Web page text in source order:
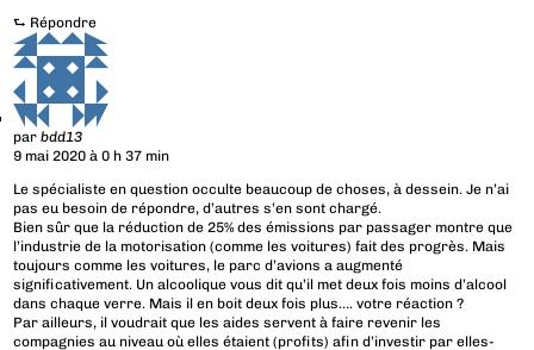
⮑ Répondre
parbdd13
9 mai 2020 à 0 h 37 min
Le spécialiste en question occulte beaucoup de choses, à dessein. Je n’ai
pas eu besoin de répondre, d’autres s’en sont chargé.
Bien sûr que la réduction de 25% des émissions par passager montre que
l’industrie de la motorisation (comme les voitures) fait des progrès. Mais
toujours comme les voitures, le parc d’avions a augmenté
significativement. Un alcoolique vous dit qu’il met deux fois moins d’alcool
dans chaque verre. Mais il en boit deux fois plus…. votre réaction ?
Par ailleurs, il voudrait que les aides servent à faire revenir les
compagnies au niveau où elles étaient (profits) afin d’investir par elles-